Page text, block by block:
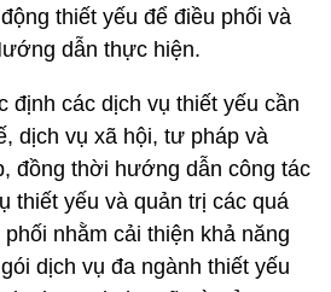
thiết yếu để điều phối và
dẫn thực hiện.
định các dịch vụ thiết yếu cần
dịch vụ xã hội, tư pháp và
đồng thời hướng dẫn công tác
thiết yếu và quản trị các quá
nhằm cải thiện khả năng
dịch vụ đa ngành thiết yếu